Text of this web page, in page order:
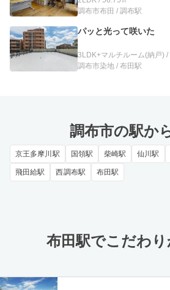
調布市布田 / 調布駅
パッと光って咲いた
3LDK+マルチルーム(納戸) /
調布市染地 / 布田駅
調布市の駅か
京王多摩川駅 国領駅 柴崎駅 仙川駅
飛田給駅 西調布駅 布田駅
布田駅でこだわ